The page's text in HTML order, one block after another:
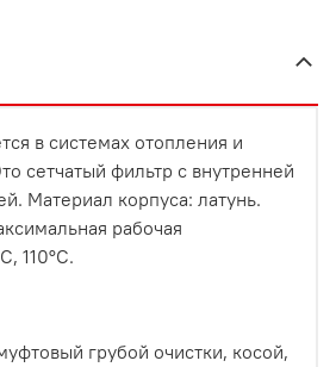
в системах отопления и
сетчатый фильтр с внутренней
Материал корпуса: латунь.
рабочая
110°C.
грубой очистки, косой,